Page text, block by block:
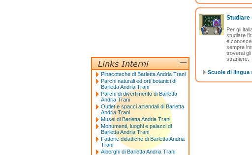
Studiare
Per gli
studiare
e
sempre
troverai gli
straniere.
Scuole di lingua
Pinacoteche di Barletta Andria Trani
Parchi naturali ed orti botanici di
Barletta Andria Trani
Parchi di divertimento di Barletta
Andria Trani
Outlet e spacci aziendali di Barletta
Andria Trani
Musei di Barletta Andria Trani
Monumenti, luoghi e palazzi di
Barletta Andria Trani
Fattorie didattiche di Barletta Andria
Trani
Alberghi di Barletta Andria Trani